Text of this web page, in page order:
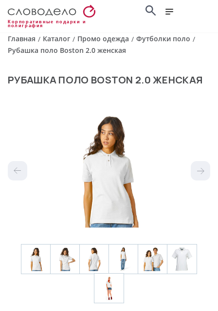
Корпоративные подарки и
полиграфия
Главная / Каталог / Промо одежда / Футболки поло /
Рубашка поло Boston 2.0 женская
РУБАШКА ПОЛО BOSTON 2.0 ЖЕНСКАЯ